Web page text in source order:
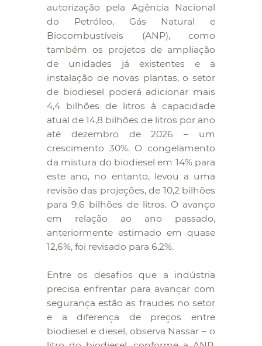
autorização pela Agência Nacional
do Petróleo, Gás Natural e
Biocombustíveis (ANP), como
também os projetos de ampliação
de unidades já existentes e a
instalação de novas plantas, o setor
de biodiesel poderá adicionar mais
4,4 bilhões de litros à capacidade
atual de 14,8 bilhões de litros por ano
até dezembro de 2026 – um
crescimento 30%. O congelamento
da mistura do biodiesel em 14% para
este ano, no entanto, levou a uma
revisão das projeções, de 10,2 bilhões
para 9,6 bilhões de litros. O avanço
em relação ao ano passado,
anteriormente estimado em quase
12,6%, foi revisado para 6,2%.
Entre os desafios que a indústria
precisa enfrentar para avançar com
segurança estão as fraudes no setor
e a diferença de preços entre
biodiesel e diesel, observa Nassar – o